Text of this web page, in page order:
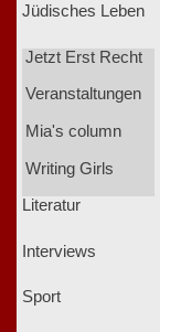
Jüdisches Leben
Jetzt Erst Recht
Veranstaltungen
Mia's column
Writing Girls
Literatur
Interviews
Sport